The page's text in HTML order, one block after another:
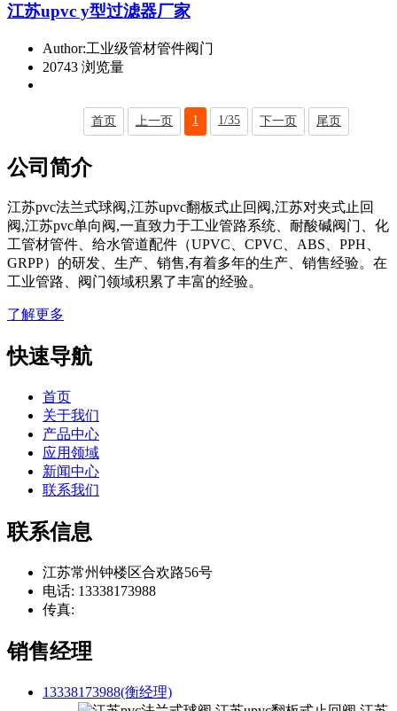
江苏upvc y型过滤器厂家
Author:工业级管材管件阀门
20743 浏览量
首页 上一页 1 1/35 下一页 尾页
公司简介
江苏pvc法兰式球阀,江苏upvc翻板式止回阀,江苏对夹式止回
阀,江苏pvc单向阀,一直致力于工业管路系统、耐酸碱阀门、化
工管材管件、给水管道配件（UPVC、CPVC、ABS、PPH、
GRPP）的研发、生产、销售,有着多年的生产、销售经验。在
工业管路、阀门领域积累了丰富的经验。
了解更多
快速导航
首页
关于我们
产品中心
应用领域
新闻中心
联系我们
联系信息
江苏常州钟楼区合欢路56号
电话: 13338173988
传真:
销售经理
13338173988(衡经理)